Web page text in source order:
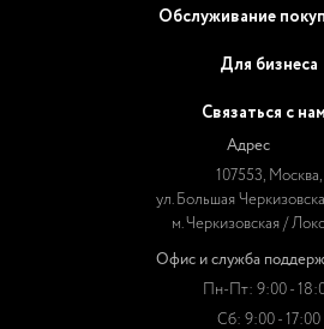
Обслуживание
Для бизнеса
Связаться с
Адрес
107553, Москва,
ул. Большая
м. Черкизовская /
Офис и служба
Пн-Пт: 9:00 -
Сб: 9:00 - 17:00